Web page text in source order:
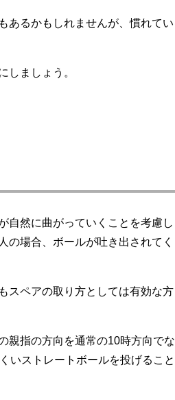
あるかもしれませんが、慣れてい
しましょう。
自然に曲がっていくことを考慮し
の場合、ボールが吐き出されてく
スペアの取り方としては有効な方
親指の方向を通常の10時方向でな
いストレートボールを投げること